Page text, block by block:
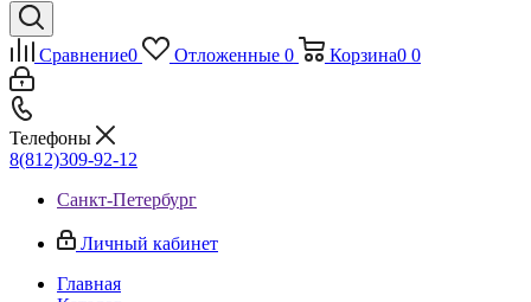
Сравнение0 Отложенные 0 Корзина0 0
Телефоны
8(812)309-92-12
Санкт-Петербург
Личный кабинет
Главная